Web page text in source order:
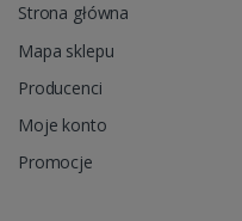
Strona główna
Mapa sklepu
Producenci
Moje konto
Promocje